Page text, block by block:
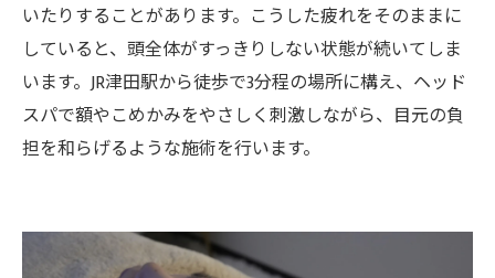
いたりすることがあります。こうした疲れをそのままに
していると、頭全体がすっきりしない状態が続いてしま
います。JR津田駅から徒歩で3分程の場所に構え、ヘッド
スパで額やこめかみをやさしく刺激しながら、目元の負
担を和らげるような施術を行います。